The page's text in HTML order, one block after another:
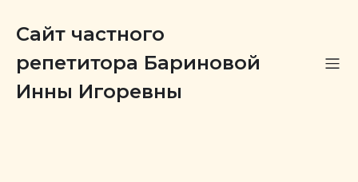
Сайт частного
репетитора Бариновой
Инны Игоревны